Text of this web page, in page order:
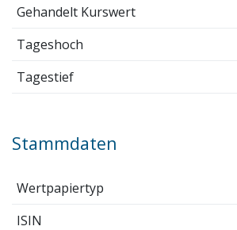
Gehandelt Kurswert
Tageshoch
Tagestief
Stammdaten
Wertpapiertyp
ISIN